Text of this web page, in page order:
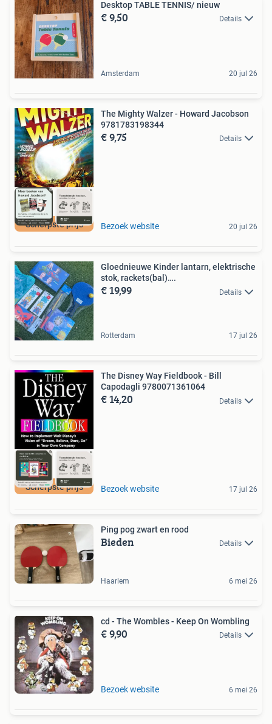
Desktop TABLE TENNIS/ nieuw
€ 9,50 Details
Amsterdam 20 jul 26
Scherpste prijs
The Mighty Walzer - Howard Jacobson
9781783198344
€ 9,75 Details
Bezoek website 20 jul 26
Gloednieuwe Kinder lantarn, elektrische
stok, rackets(bal)….
€ 19,99 Details
Rotterdam 17 jul 26
Scherpste prijs
The Disney Way Fieldbook - Bill
Capodagli 9780071361064
€ 14,20 Details
Bezoek website 17 jul 26
Ping pog zwart en rood
Bieden Details
Haarlem 6 mei 26
cd - The Wombles - Keep On Wombling
€ 9,90 Details
Bezoek website 6 mei 26